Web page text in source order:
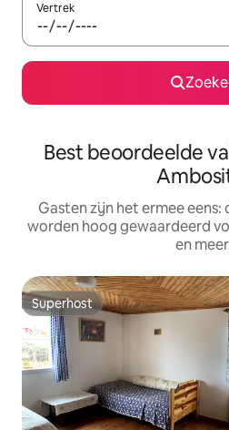
Vertrek
Best beoordeelde
Gasten zijn het ermee
worden hoog gewaardeerd
en
Superhost
Superhost